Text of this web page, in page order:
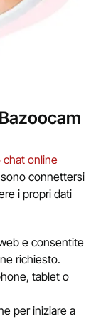
chat online
connettersi
i propri dati
e consentite
richiesto.
tablet o
per iniziare a